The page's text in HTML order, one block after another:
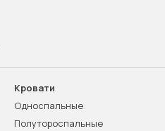
Кровати
Односпальные
Полутороспальные